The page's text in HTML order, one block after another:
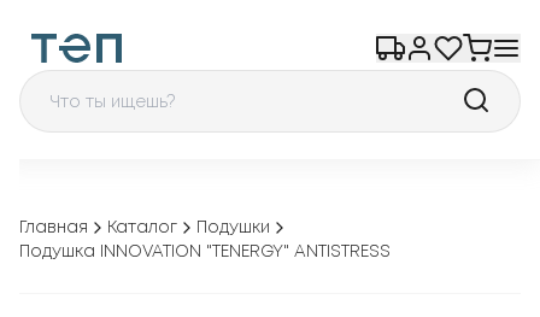
Главная Каталог
Подушки
Подушка INNOVATION "TENERGY" ANTISTRESS